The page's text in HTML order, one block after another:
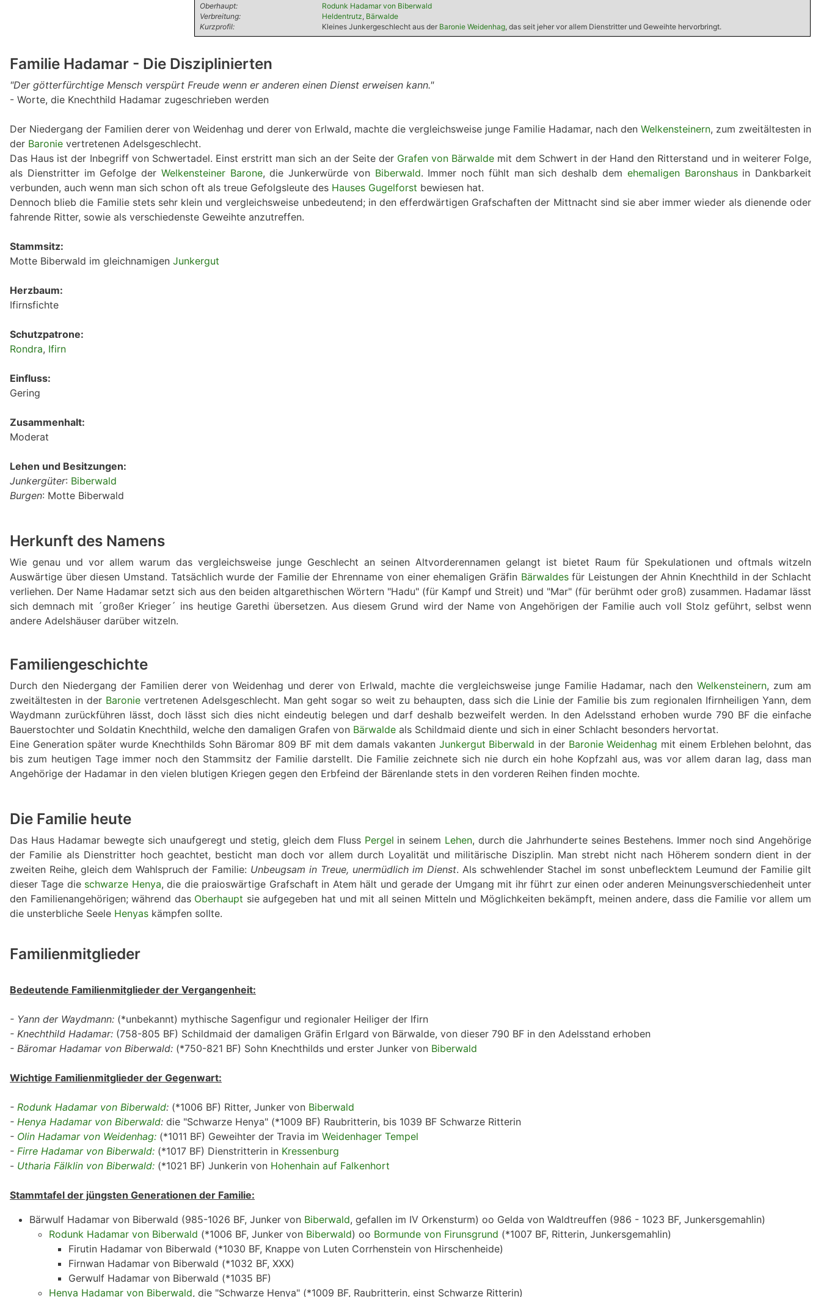
Oberhaupt:
Rodunk Hadamar von Biberwald
Verbreitung:
Heldentrutz, Bärwalde
Kurzprofil:
Kleines Junkergeschlecht aus der Baronie Weidenhag, das seit jeher vor allem Dienstritter und Geweihte hervorbringt.
Familie Hadamar - Die Disziplinierten
"Der götterfürchtige Mensch verspürt Freude wenn er anderen einen Dienst erweisen kann."
- Worte, die Knechthild Hadamar zugeschrieben werden
Der Niedergang der Familien derer von Weidenhag und derer von Erlwald, machte die vergleichsweise junge Familie Hadamar, nach den Welkensteinern, zum zweitältesten in
der Baronie vertretenen Adelsgeschlecht.
Das Haus ist der Inbegriff von Schwertadel. Einst erstritt man sich an der Seite der Grafen von Bärwalde mit dem Schwert in der Hand den Ritterstand und in weiterer Folge,
als Dienstritter im Gefolge der Welkensteiner Barone, die Junkerwürde von Biberwald. Immer noch fühlt man sich deshalb dem ehemaligen Baronshausin Dankbarkeit
verbunden, auch wenn man sich schon oft als treue Gefolgsleute des Hauses Gugelforst bewiesen hat.
Dennoch blieb die Familie stets sehr klein und vergleichsweise unbedeutend; in den efferdwärtigen Grafschaften der Mittnacht sind sie aber immer wieder als dienende oder
fahrende Ritter, sowie als verschiedenste Geweihte anzutreffen.
Stammsitz:
Motte Biberwald im gleichnamigen Junkergut
Herzbaum:
Ifirnsfichte
Schutzpatrone:
Rondra, Ifirn
Einfluss:
Gering
Zusammenhalt:
Moderat
Lehen und Besitzungen:
Junkergüter: Biberwald
Burgen: Motte Biberwald
Herkunft des Namens
Wie genau und vor allem warum das vergleichsweise junge Geschlecht an seinen Altvorderennamen gelangt ist bietet Raum für Spekulationen und oftmals witzeln
Auswärtige über diesen Umstand. Tatsächlich wurde der Familie der Ehrenname von einer ehemaligen Gräfin Bärwaldesfür Leistungen der Ahnin Knechthild in der Schlacht
verliehen. Der Name Hadamar setzt sich aus den beiden altgarethischen Wörtern "Hadu" (für Kampf und Streit) und "Mar" (für berühmt oder groß) zusammen. Hadamar lässt
sich demnach mit ´großer Krieger´ ins heutige Garethi übersetzen. Aus diesem Grund wird der Name von Angehörigen der Familie auch voll Stolz geführt, selbst wenn
andere Adelshäuser darüber witzeln.
Familiengeschichte
Durch den Niedergang der Familien derer von Weidenhag und derer von Erlwald, machte die vergleichsweise junge Familie Hadamar, nach den Welkensteinern, zum am
zweitältesten in der Baronie vertretenen Adelsgeschlecht. Man geht sogar so weit zu behaupten, dass sich die Linie der Familie bis zum regionalen Ifirnheiligen Yann, dem
Waydmann zurückführen lässt, doch lässt sich dies nicht eindeutig belegen und darf deshalb bezweifelt werden. In den Adelsstand erhoben wurde 790 BF die einfache
Bauerstochter und Soldatin Knechthild, welche den damaligen Grafen von Bärwalde als Schildmaid diente und sich in einer Schlacht besonders hervortat.
Eine Generation später wurde Knechthilds Sohn Bäromar 809 BF mit dem damals vakanten Junkergut Biberwald in der Baronie Weidenhag mit einem Erblehen belohnt, das
bis zum heutigen Tage immer noch den Stammsitz der Familie darstellt. Die Familie zeichnete sich nie durch ein hohe Kopfzahl aus, was vor allem daran lag, dass man
Angehörige der Hadamar in den vielen blutigen Kriegen gegen den Erbfeind der Bärenlande stets in den vorderen Reihen finden mochte.
Die Familie heute
Das Haus Hadamar bewegte sich unaufgeregt und stetig, gleich dem Fluss Pergel in seinem Lehen, durch die Jahrhunderte seines Bestehens. Immer noch sind Angehörige
der Familie als Dienstritter hoch geachtet, besticht man doch vor allem durch Loyalität und militärische Disziplin. Man strebt nicht nach Höherem sondern dient in der
zweiten Reihe, gleich dem Wahlspruch der Familie: Unbeugsam in Treue, unermüdlich im Dienst. Als schwehlender Stachel im sonst unbeflecktem Leumund der Familie gilt
dieser Tage die schwarze Henya, die die praioswärtige Grafschaft in Atem hält und gerade der Umgang mit ihr führt zur einen oder anderen Meinungsverschiedenheit unter
den Familienangehörigen; während das Oberhaupt sie aufgegeben hat und mit all seinen Mitteln und Möglichkeiten bekämpft, meinen andere, dass die Familie vor allem um
die unsterbliche Seele Henyas kämpfen sollte.
Familienmitglieder
Bedeutende Familienmitglieder der Vergangenheit:
- Yann der Waydmann: (*unbekannt) mythische Sagenfigur und regionaler Heiliger der Ifirn
- Knechthild Hadamar: (758-805 BF) Schildmaid der damaligen Gräfin Erlgard von Bärwalde, von dieser 790 BF in den Adelsstand erhoben
- Bäromar Hadamar von Biberwald: (*750-821 BF) Sohn Knechthilds und erster Junker von Biberwald
Wichtige Familienmitglieder der Gegenwart:
- Rodunk Hadamar von Biberwald: (*1006 BF) Ritter, Junker von Biberwald
- Henya Hadamar von Biberwald: die "Schwarze Henya" (*1009 BF) Raubritterin, bis 1039 BF Schwarze Ritterin
- Olin Hadamar von Weidenhag: (*1011 BF) Geweihter der Travia im Weidenhager Tempel
- Firre Hadamar von Biberwald: (*1017 BF) Dienstritterin in Kressenburg
- Utharia Fälklin von Biberwald: (*1021 BF) Junkerin von Hohenhain auf Falkenhort
Stammtafel der jüngsten Generationen der Familie:
Bärwulf Hadamar von Biberwald (985-1026 BF, Junker von Biberwald, gefallen im IV Orkensturm) oo Gelda von Waldtreuffen (986 - 1023 BF, Junkersgemahlin)
Rodunk Hadamar von Biberwald (*1006 BF, Junker von Biberwald) oo Bormunde von Firunsgrund (*1007 BF, Ritterin, Junkersgemahlin)
Firutin Hadamar von Biberwald (*1030 BF, Knappe von Luten Corrhenstein von Hirschenheide)
Firnwan Hadamar von Biberwald (*1032 BF, XXX)
Gerwulf Hadamar von Biberwald (*1035 BF)
Henya Hadamar von Biberwald, die "Schwarze Henya" (*1009 BF, Raubritterin, einst Schwarze Ritterin)